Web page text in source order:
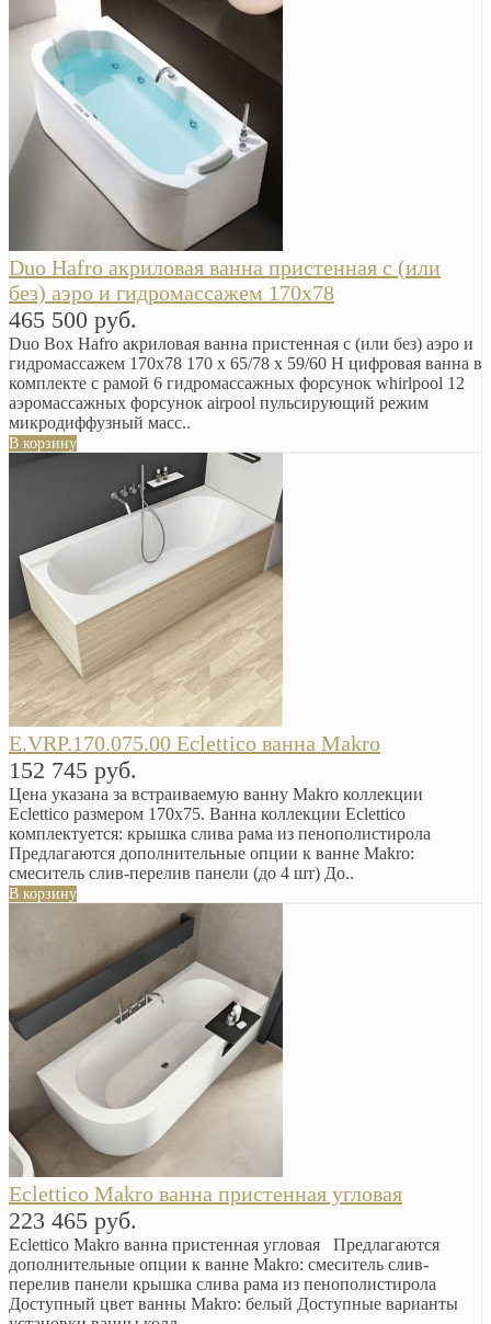
Duo Hafro акриловая ванна пристенная с (или
без) аэро и гидромассажем 170х78
465 500 руб.
Duo Box Hafro акриловая ванна пристенная с (или без) аэро и
гидромассажем 170х78 170 x 65/78 x 59/60 H цифровая ванна в
комплекте с рамой 6 гидромассажных форсунок whirlpool 12
аэромассажных форсунок airpool пульсирующий режим
микродиффузный масс..
В корзину
E.VRP.170.075.00 Eclettico ванна Makro
152 745 руб.
Цена указана за встраиваемую ванну Makro коллекции
Eclettico размером 170х75. Ванна коллекции Eclettico
комплектуется: крышка слива рама из пенополистирола
Предлагаются дополнительные опции к ванне Makro:
смеситель слив-перелив панели (до 4 шт) До..
В корзину
Eclettico Makro ванна пристенная угловая
223 465 руб.
Eclettico Makro ванна пристенная угловая Предлагаются
дополнительные опции к ванне Makro: смеситель слив-
перелив панели крышка слива рама из пенополистирола
Доступный цвет ванны Makro: белый Доступные варианты